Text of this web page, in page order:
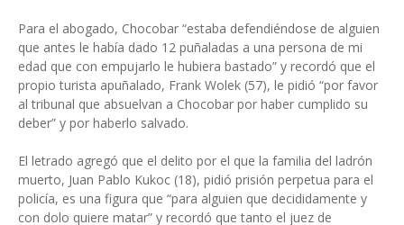
Para el abogado, Chocobar “estaba defendiéndose de alguien
que antes le había dado 12 puñaladas a una persona de mi
edad que con empujarlo le hubiera bastado” y recordó que el
propio turista apuñalado, Frank Wolek (57), le pidió “por favor
al tribunal que absuelvan a Chocobar por haber cumplido su
deber” y por haberlo salvado.
El letrado agregó que el delito por el que la familia del ladrón
muerto, Juan Pablo Kukoc (18), pidió prisión perpetua para el
policía, es una figura que “para alguien que decididamente y
con dolo quiere matar” y recordó que tanto el juez de